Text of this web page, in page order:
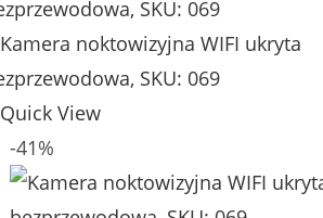
Quick View
-41%